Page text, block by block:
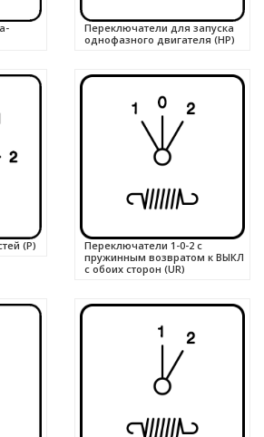
Переключатели для запуска
однофазного двигателя (HP)
(P)
Переключатели 1-0-2 с
пружинным возвратом к ВЫКЛ
с обоих сторон (UR)